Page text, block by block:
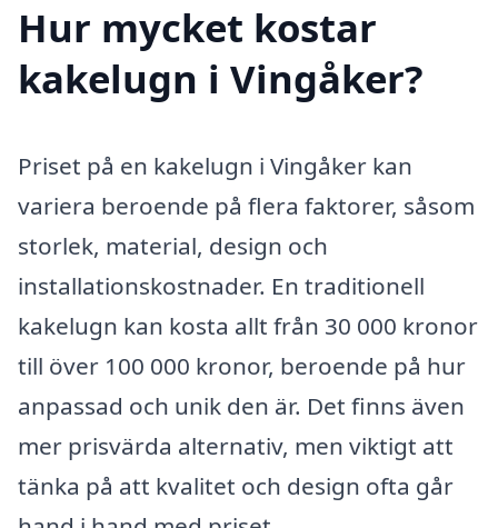
Hur mycket kostar
kakelugn i Vingåker?
Priset på en kakelugn i Vingåker kan
variera beroende på flera faktorer, såsom
storlek, material, design och
installationskostnader. En traditionell
kakelugn kan kosta allt från 30 000 kronor
till över 100 000 kronor, beroende på hur
anpassad och unik den är. Det finns även
mer prisvärda alternativ, men viktigt att
tänka på att kvalitet och design ofta går